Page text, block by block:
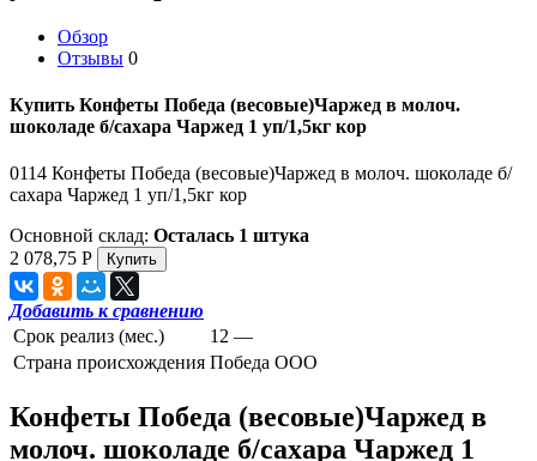
Обзор
Отзывы 0
Купить Конфеты Победа (весовые)Чаржед в молоч.
шоколаде б/сахара Чаржед 1 уп/1,5кг кор
0114 Конфеты Победа (весовые)Чаржед в молоч. шоколаде б/
сахара Чаржед 1 уп/1,5кг кор
Основной склад: Осталась 1 штука
2 078,75 Р
Добавить к сравнению
Срок реализ (мес.)
12 —
Страна происхождения Победа ООО
Конфеты Победа (весовые)Чаржед в
молоч. шоколаде б/сахара Чаржед 1